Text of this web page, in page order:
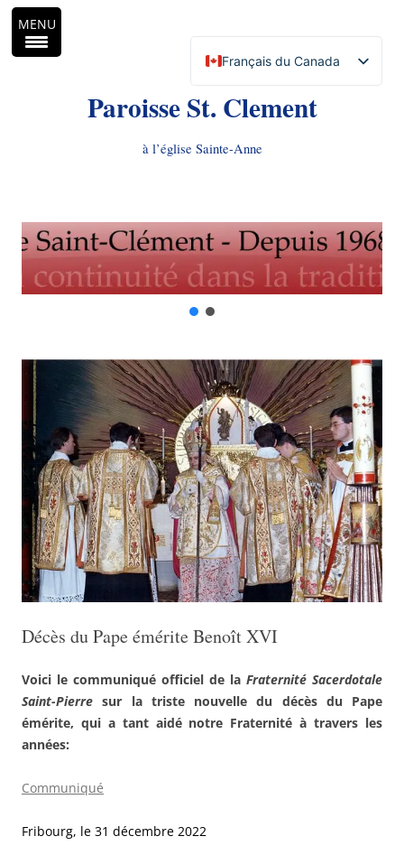
Français du Canada
English (Canada)
Paroisse St. Clement
à l’église Sainte-Anne
Décès du Pape émérite Benoît XVI
Voici le communiqué officiel de la Fraternité Sacerdotale
Saint-Pierre sur la triste nouvelle du décès du Pape
émérite, qui a tant aidé notre Fraternité à travers les
années:
Communiqué
Fribourg, le 31 décembre 2022
MENU